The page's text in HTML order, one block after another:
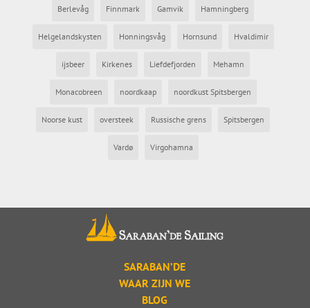
Berlevåg Finnmark Gamvik Hamningberg
Helgelandskysten Honningsvåg Hornsund Hvaldimir
ijsbeer Kirkenes Liefdefjorden Mehamn
Monacobreen noordkaap noordkust Spitsbergen
Noorse kust oversteek Russische grens Spitsbergen
Vardø Virgohamna
SARABAN’DE
WAAR ZIJN WE
BLOG